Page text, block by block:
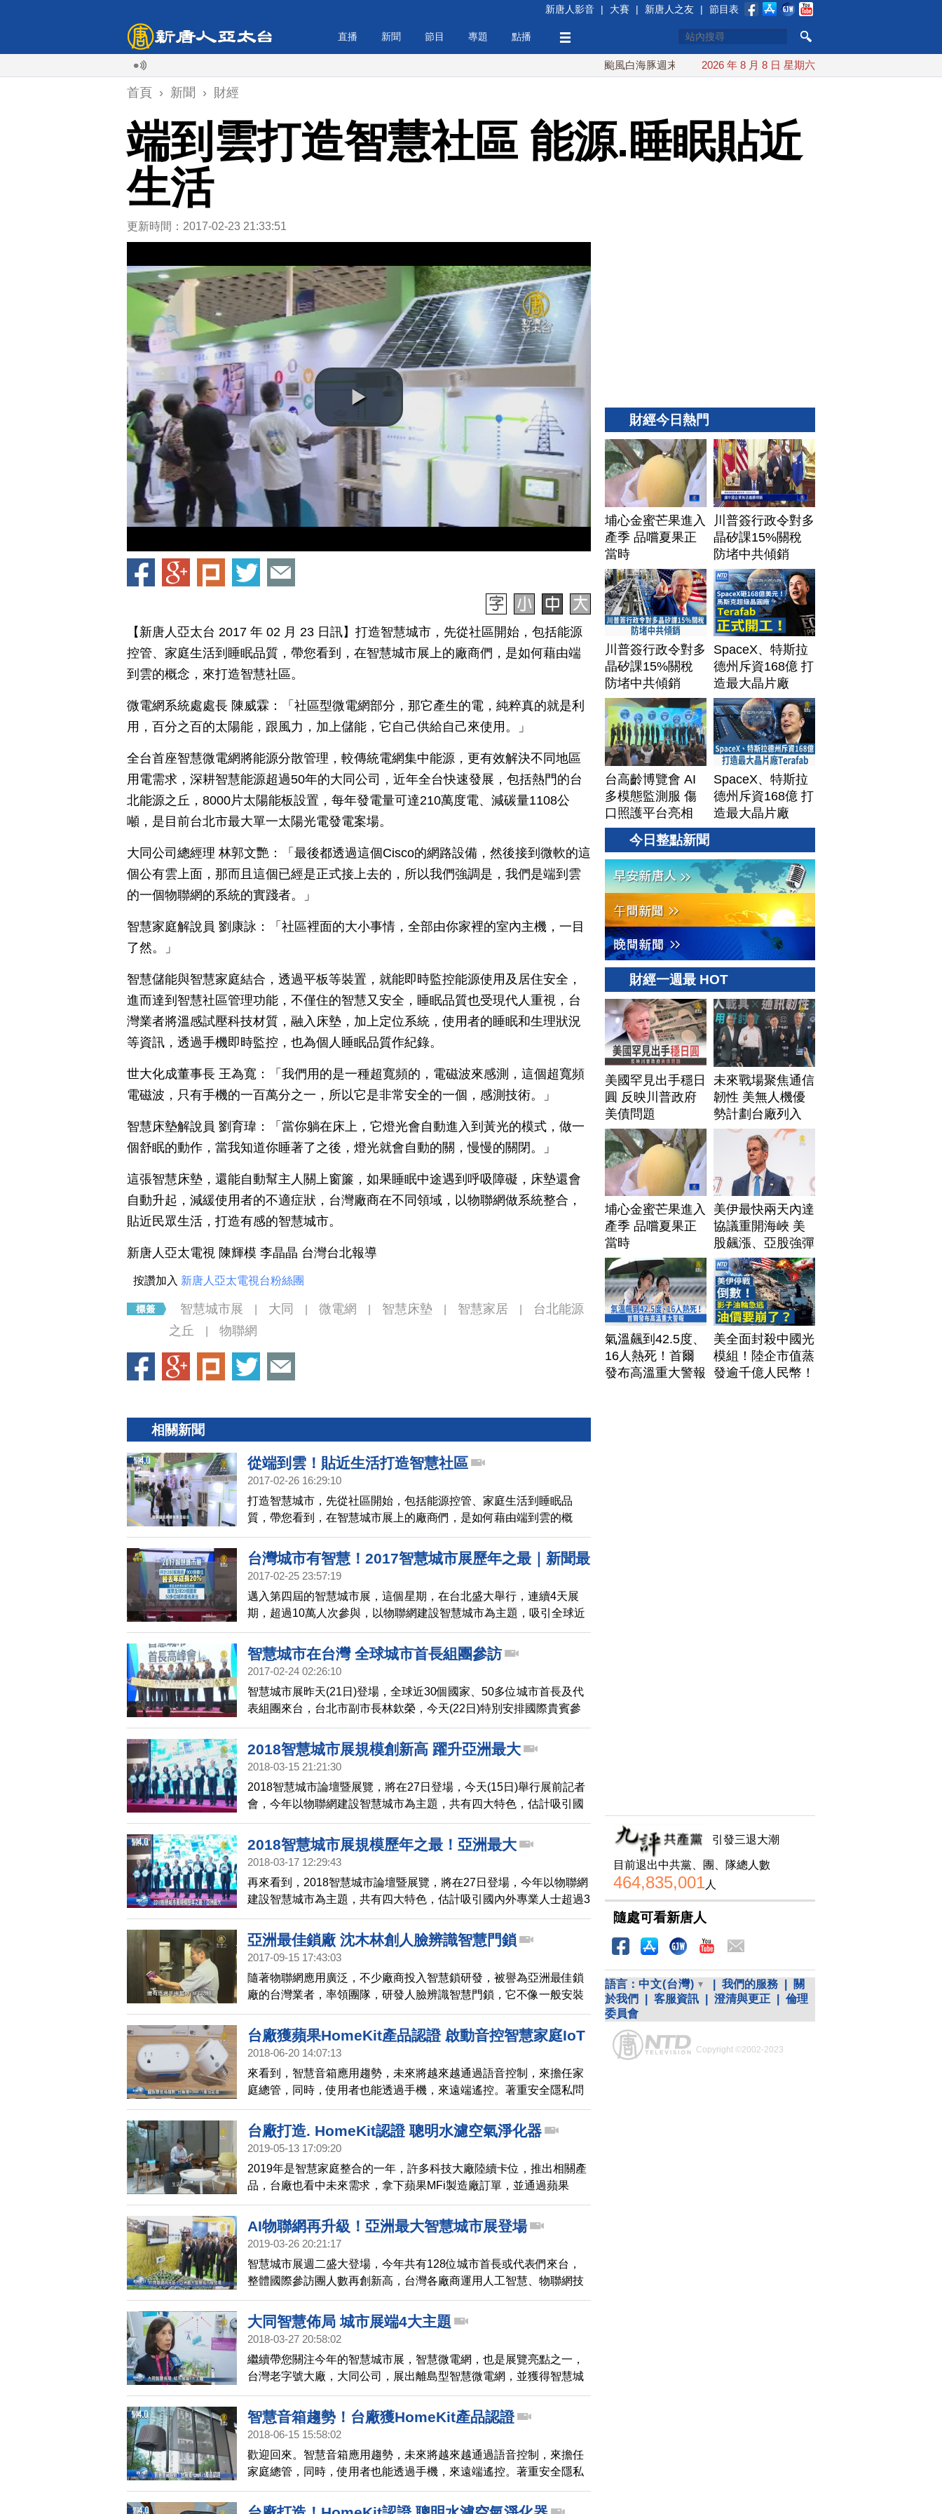
新唐人影音 | 大賽 | 新唐人之友 | 節目表
直播 新聞 節目 專題 點播
颱風白海豚週末最接近台灣 最快9日可能登陸中國
2026 年 8 月 8 日 星期六
首頁 › 新聞 › 財經
端到雲打造智慧社區 能源.睡眠貼近
生活
更新時間：2017-02-23 21:33:51
【新唐人亞太台 2017 年 02 月 23 日訊】打造智慧城市，先從社區開始，包括能源
控管、家庭生活到睡眠品質，帶您看到，在智慧城市展上的廠商們，是如何藉由端
到雲的概念，來打造智慧社區。
微電網系統處處長 陳威霖：「社區型微電網部分，那它產生的電，純粹真的就是利
用，百分之百的太陽能，跟風力，加上儲能，它自己供給自己來使用。」
全台首座智慧微電網將能源分散管理，較傳統電網集中能源，更有效解決不同地區
用電需求，深耕智慧能源超過50年的大同公司，近年全台快速發展，包括熱門的台
北能源之丘，8000片太陽能板設置，每年發電量可達210萬度電、減碳量1108公
噸，是目前台北市最大單一太陽光電發電案場。
大同公司總經理 林郭文艷：「最後都透過這個Cisco的網路設備，然後接到微軟的這
個公有雲上面，那而且這個已經是正式接上去的，所以我們強調是，我們是端到雲
的一個物聯網的系統的實踐者。」
智慧家庭解說員 劉康詠：「社區裡面的大小事情，全部由你家裡的室內主機，一目
了然。」
智慧儲能與智慧家庭結合，透過平板等裝置，就能即時監控能源使用及居住安全，
進而達到智慧社區管理功能，不僅住的智慧又安全，睡眠品質也受現代人重視，台
灣業者將溫感試壓科技材質，融入床墊，加上定位系統，使用者的睡眠和生理狀況
等資訊，透過手機即時監控，也為個人睡眠品質作紀錄。
世大化成董事長 王為寬：「我們用的是一種超寬頻的，電磁波來感測，這個超寬頻
電磁波，只有手機的一百萬分之一，所以它是非常安全的一個，感測技術。」
智慧床墊解說員 劉育瑋：「當你躺在床上，它燈光會自動進入到黃光的模式，做一
個舒眠的動作，當我知道你睡著了之後，燈光就會自動的關，慢慢的關閉。」
這張智慧床墊，還能自動幫主人關上窗簾，如果睡眠中途遇到呼吸障礙，床墊還會
自動升起，減緩使用者的不適症狀，台灣廠商在不同領域，以物聯網做系統整合，
貼近民眾生活，打造有感的智慧城市。
新唐人亞太電視 陳輝模 李晶晶 台灣台北報導
按讚加入 新唐人亞太電視台粉絲團
智慧城市展 大同 微電網 智慧床墊 智慧家居
台北能源
之丘
物聯網
相關新聞
從端到雲！貼近生活打造智慧社區
2017-02-26 16:29:10
打造智慧城市，先從社區開始，包括能源控管、家庭生活到睡眠品
質，帶您看到，在智慧城市展上的廠商們，是如何藉由端到雲的概
念，來打造智慧社區。
台灣城市有智慧！2017智慧城市展歷年之最｜新聞最
聚焦
2017-02-25 23:57:19
邁入第四屆的智慧城市展，這個星期，在台北盛大舉行，連續4天展
期，超過10萬人次參與，以物聯網建設智慧城市為主題，吸引全球近
30個國家、50多位城市首長來台，為智慧城市發展議題，切磋交流。
智慧城市在台灣 全球城市首長組團參訪
2017-02-24 02:26:10
智慧城市展昨天(21日)登場，全球近30個國家、50多位城市首長及代
表組團來台，台北市副市長林欽榮，今天(22日)特別安排國際貴賓參
訪台灣廠商，展現台灣在智慧城市建設上的優越成果。
2018智慧城市展規模創新高 躍升亞洲最大
2018-03-15 21:21:30
2018智慧城市論壇暨展覽，將在27日登場，今天(15日)舉行展前記者
會，今年以物聯網建設智慧城市為主題，共有四大特色，估計吸引國
內外專業人士超過3萬人參與，而且多項指標都創下歷年高，躍升為亞
洲最大物聯網應用展。
2018智慧城市展規模歷年之最！亞洲最大
2018-03-17 12:29:43
再來看到，2018智慧城市論壇暨展覽，將在27日登場，今年以物聯網
建設智慧城市為主題，共有四大特色，估計吸引國內外專業人士超過3
萬人參與，而且多項指標，都創下歷年高，躍升為亞洲最大物聯網應
用展。
亞洲最佳鎖廠 沈木林創人臉辨識智慧門鎖
2017-09-15 17:43:03
隨著物聯網應用廣泛，不少廠商投入智慧鎖研發，被譽為亞洲最佳鎖
廠的台灣業者，率領團隊，研發人臉辨識智慧門鎖，它不像一般安裝
在門上的液晶螢幕，而是透過自己的手機，達到辨識功能，現在就帶
您看到，這家在台灣有50年歷史的建築門鎖大廠，是如何提升傳產價
值，成功轉型。
台廠獲蘋果HomeKit產品認證 啟動音控智慧家庭IoT
2018-06-20 14:07:13
來看到，智慧音箱應用趨勢，未來將越來越通過語音控制，來擔任家
庭總管，同時，使用者也能透過手機，來遠端遙控。著重安全隱私問
題的蘋果，就推出智慧家庭平台HomeKit，帶動周邊商機，台廠也看
中未來需求，拿下Apple MFi製造廠，並通過蘋果Homekit認證商品上
市資格，開發相關應用，準備好迎接新趨勢的到來。
台廠打造. HomeKit認證 聰明水濾空氣淨化器
2019-05-13 17:09:20
2019年是智慧家庭整合的一年，許多科技大廠陸續卡位，推出相關產
品，台廠也看中未來需求，拿下蘋果MFi製造廠訂單，並通過蘋果
Homekit認證商品上市資格。成功研發以水代替濾網的智能空氣淨化
器，除了獲得台灣金典設計獎，也是蘋果HomeKit首款以水淨化原理
打造的的空氣淨化器。
AI物聯網再升級！亞洲最大智慧城市展登場
2019-03-26 20:21:17
智慧城市展週二盛大登場，今年共有128位城市首長或代表們來台，
整體國際參訪團人數再創新高，台灣各廠商運用人工智慧、物聯網技
術，展出不同面向的智慧城市解決方案，預計今年總參觀人數可突破
10萬人。
大同智慧佈局 城市展端4大主題
2018-03-27 20:58:02
繼續帶您關注今年的智慧城市展，智慧微電網，也是展覽亮點之一，
台灣老字號大廠，大同公司，展出離島型智慧微電網，並獲得智慧城
市創新應用獎，董事長林郭文艷，現場分享最新應用。
智慧音箱趨勢！台廠獲HomeKit產品認證
2018-06-15 15:58:02
歡迎回來。智慧音箱應用趨勢，未來將越來越通過語音控制，來擔任
家庭總管，同時，使用者也能透過手機，來遠端遙控。著重安全隱私
問題的蘋果，就推出智慧家庭平台HomeKit，帶動周邊商機，台廠也
看中未來需求，拿下Apple MFi製造廠，並通過蘋果Homekit認證商品
財經今日熱門
埔心金蜜芒果進入
產季 品嚐夏果正
當時
川普簽行政令對多
晶矽課15%關稅
防堵中共傾銷
川普簽行政令對多
晶矽課15%關稅
防堵中共傾銷
SpaceX、特斯拉
德州斥資168億 打
造最大晶片廠
Terafab
台高齡博覽會 AI
多模態監測服 傷
口照護平台亮相
SpaceX、特斯拉
德州斥資168億 打
造最大晶片廠
Terafab
今日整點新聞
財經一週最 HOT
美國罕見出手穩日
圓 反映川普政府
美債問題
未來戰場聚焦通信
韌性 美無人機優
勢計劃台廠列入
埔心金蜜芒果進入
產季 品嚐夏果正
當時
美伊最快兩天內達
協議重開海峽 美
股飆漲、亞股強彈
氣溫飆到42.5度、
16人熱死！首爾
發布高溫重大警報
美全面封殺中國光
模組！陸企市值蒸
發逾千億人民幣！
引發三退大潮
目前退出中共黨、團、隊總人數
464,835,001人
隨處可看新唐人
語言： 中文(台灣) 我們的服務
關
於我們
客服資訊 澄清與更正
倫理
委員會
Copyright ©2002-2023